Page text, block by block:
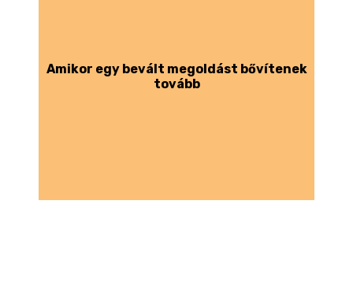
Amikor egy bevált megoldást bővítenek
tovább